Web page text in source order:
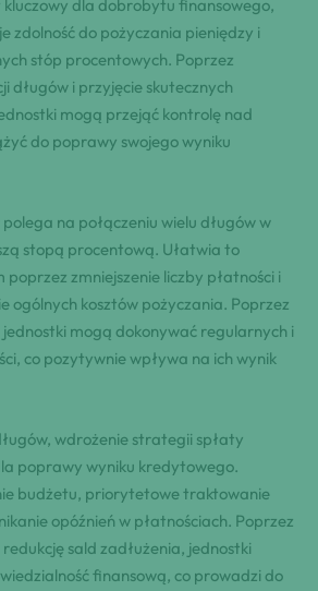
dla dobrobytu finansowego,
zdolność do pożyczania pieniędzy i
stóp procentowych. Poprzez
długów i przyjęcie skutecznych
mogą przejąć kontrolę nad
do poprawy swojego wyniku
na połączeniu wielu długów w
stopą procentową. Ułatwia to
zmniejszenie liczby płatności i
ogólnych kosztów pożyczania. Poprzez
jednostki mogą dokonywać regularnych i
co pozytywnie wpływa na ich wynik
wdrożenie strategii spłaty
poprawy wyniku kredytowego.
budżetu, priorytetowe traktowanie
opóźnień w płatnościach. Poprzez
sald zadłużenia, jednostki
finansową, co prowadzi do